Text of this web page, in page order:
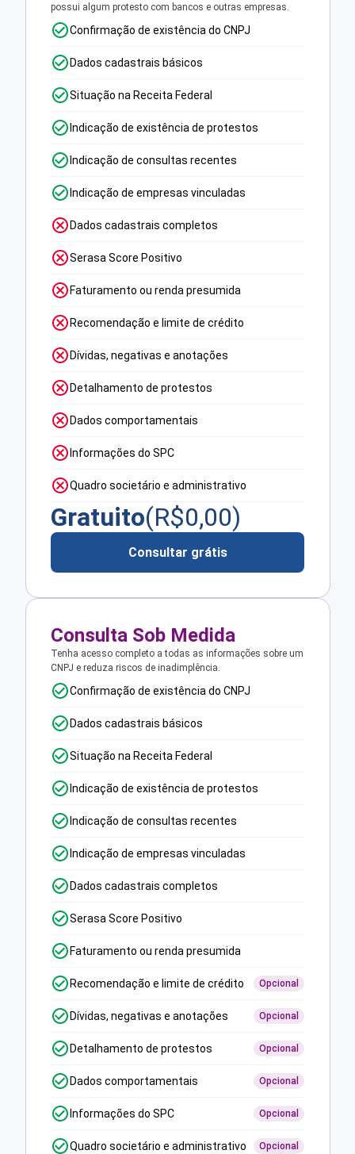
possui algum protesto com bancos e outras empresas.
Confirmação de existência do CNPJ
Dados cadastrais básicos
Situação na Receita Federal
Indicação de existência de protestos
Indicação de consultas recentes
Indicação de empresas vinculadas
Dados cadastrais completos
Serasa Score Positivo
Faturamento ou renda presumida
Recomendação e limite de crédito
Dívidas, negativas e anotações
Detalhamento de protestos
Dados comportamentais
Informações do SPC
Quadro societário e administrativo
Gratuito(R$0,00)
Consultar grátis
Consulta Sob Medida
Tenha acesso completo a todas as informações sobre um
CNPJ e reduza riscos de inadimplência.
Confirmação de existência do CNPJ
Dados cadastrais básicos
Situação na Receita Federal
Indicação de existência de protestos
Indicação de consultas recentes
Indicação de empresas vinculadas
Dados cadastrais completos
Serasa Score Positivo
Faturamento ou renda presumida
Recomendação e limite de crédito Opcional
Dívidas, negativas e anotações Opcional
Detalhamento de protestos Opcional
Dados comportamentais Opcional
Informações do SPC Opcional
Quadro societário e administrativo Opcional